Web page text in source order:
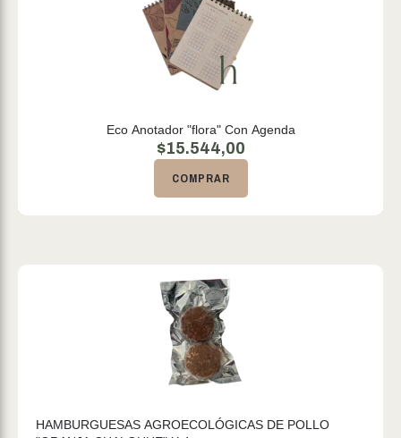
Eco Anotador "flora" Con Agenda
$15.544,00
COMPRAR
HAMBURGUESAS AGROECOLÓGICAS DE POLLO